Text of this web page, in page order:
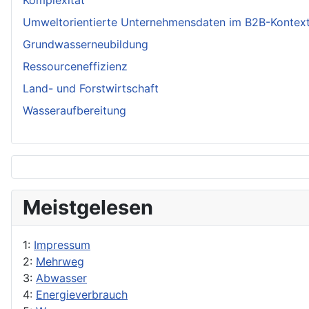
Umweltorientierte Unternehmensdaten im B2B-
Grundwasserneubildung
Ressourceneffizienz
Land- und Forstwirtschaft
Wasseraufbereitung
Meistgelesen
1: Impressum
2: Mehrweg
3: Abwasser
4: Energieverbrauch